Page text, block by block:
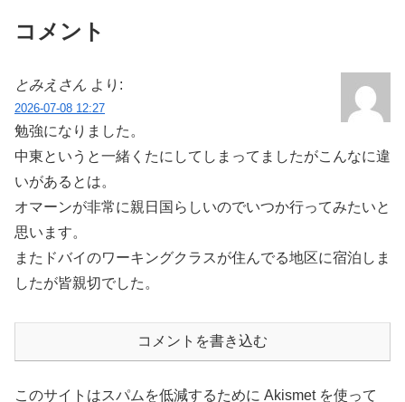
コメント
とみえさん より:
2026-07-08 12:27
勉強になりました。
中東というと一緒くたにしてしまってましたがこんなに違
いがあるとは。
オマーンが非常に親日国らしいのでいつか行ってみたいと
思います。
またドバイのワーキングクラスが住んでる地区に宿泊しま
したが皆親切でした。
コメントを書き込む
このサイトはスパムを低減するために Akismet を使って